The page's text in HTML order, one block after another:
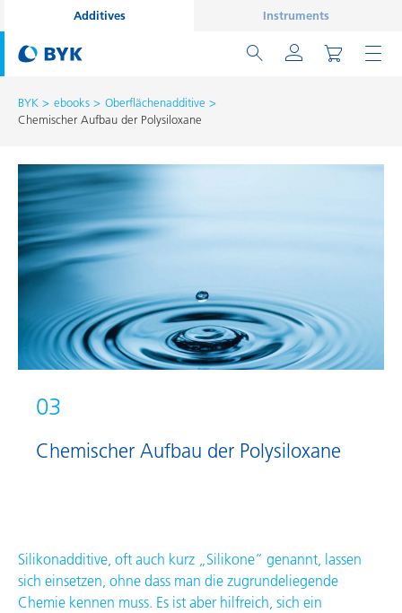
Additives Instruments
BYK ebooks
Oberflächen­additive
Chemischer Aufbau der Polysiloxane
03
Chemischer Aufbau der Polysiloxane
Silikonadditive, oft auch kurz „Silikone“ genannt, lassen
sich einsetzen, ohne dass man die zugrundeliegende
Chemie kennen muss. Es ist aber hilfreich, sich ein